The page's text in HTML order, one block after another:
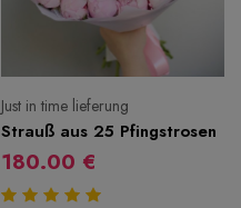
Just in time lieferung
Strauß aus 25 Pfingstrosen
180.00 €